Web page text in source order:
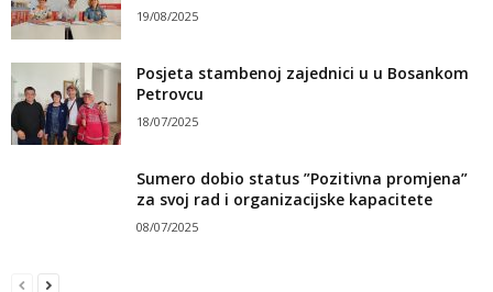
19/08/2025
Posjeta stambenoj zajednici u u Bosankom
Petrovcu
18/07/2025
Sumero dobio status ”Pozitivna promjena”
za svoj rad i organizacijske kapacitete
08/07/2025